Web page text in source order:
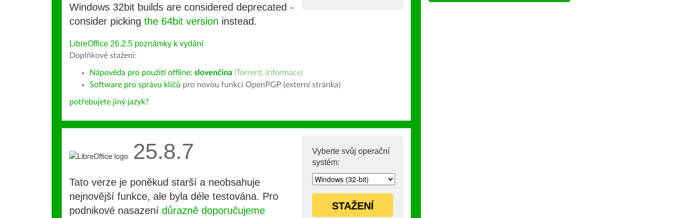
Windows 32bit builds are considered deprecated -
consider picking the 64bit version instead.
LibreOffice 26.2.5 poznámky k vydání
Doplňkové stažení:
Nápověda pro použití offline: slovenčina (Torrent, Informace)
Software pro správu klíčů pro novou funkci OpenPGP (externí stránka)
potřebujete jiný jazyk?
Vyberte svůj operační
systém:
STAŽENÍ
25.8.7
Tato verze je poněkud starší a neobsahuje
nejnovější funkce, ale byla déle testována. Pro
podnikové nasazení důrazně doporučujeme